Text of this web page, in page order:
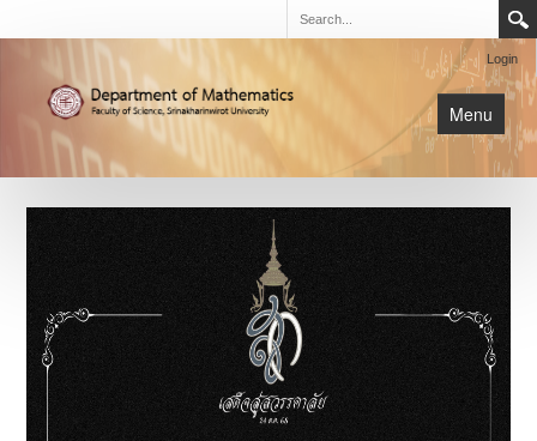
Login
Menu
หน้าหลัก
การเรียนการสอน